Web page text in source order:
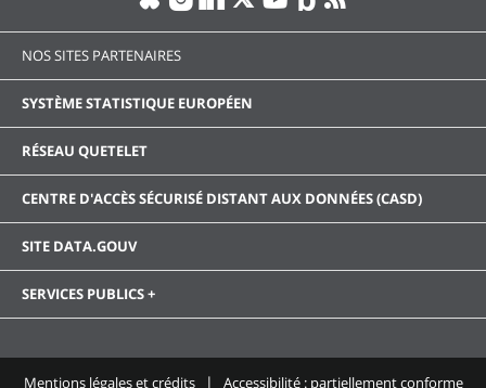
NOS SITES PARTENAIRES
SYSTÈME STATISTIQUE EUROPÉEN
RÉSEAU QUETELET
CENTRE D'ACCÈS SÉCURISÉ DISTANT AUX DONNÉES (CASD)
SITE DATA.GOUV
SERVICES PUBLICS +
Mentions légales et crédits Accessibilité : partiellement conforme